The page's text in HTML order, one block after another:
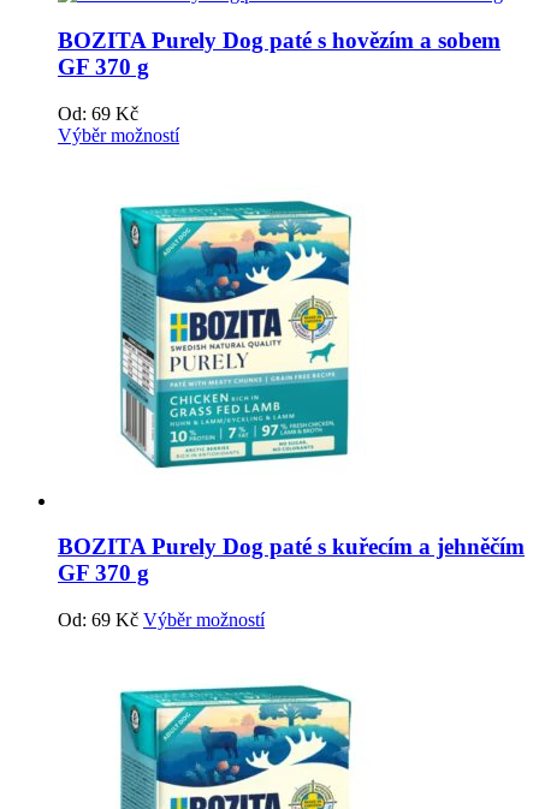
BOZITA Purely Dog paté s hovězím a sobem
GF 370 g
Od: 69 Kč
Výběr možností
BOZITA Purely Dog paté s kuřecím a jehněčím
GF 370 g
Od: 69 Kč Výběr možností